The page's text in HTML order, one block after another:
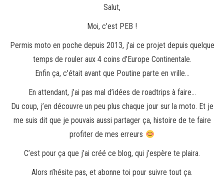
Salut,
Moi, c’est PEB !
Permis moto en poche depuis 2013, j’ai ce projet depuis quelque
temps de rouler aux 4 coins d’Europe Continentale.
Enfin ça, c’était avant que Poutine parte en vrille…
En attendant, j’ai pas mal d’idées de roadtrips à faire…
Du coup, j’en découvre un peu plus chaque jour sur la moto. Et je
me suis dit que je pouvais aussi partager ça, histoire de te faire
profiter de mes erreurs
C’est pour ça que j’ai créé ce blog, qui j’espère te plaira.
Alors n’hésite pas, et abonne toi pour suivre tout ça.